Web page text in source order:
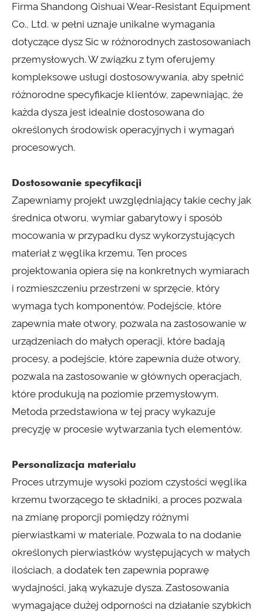
Firma Shandong Qishuai Wear-Resistant Equipment
Co., Ltd. w pełni uznaje unikalne wymagania
dotyczące dysz Sic w różnorodnych zastosowaniach
przemysłowych. W związku z tym oferujemy
kompleksowe usługi dostosowywania, aby spełnić
różnorodne specyfikacje klientów, zapewniając, że
każda dysza jest idealnie dostosowana do
określonych środowisk operacyjnych i wymagań
procesowych.
Dostosowanie specyfikacji
Zapewniamy projekt uwzględniający takie cechy jak
średnica otworu, wymiar gabarytowy i sposób
mocowania w przypadku dysz wykorzystujących
materiał z węglika krzemu. Ten proces
projektowania opiera się na konkretnych wymiarach
i rozmieszczeniu przestrzeni w sprzęcie, który
wymaga tych komponentów. Podejście, które
zapewnia małe otwory, pozwala na zastosowanie w
urządzeniach do małych operacji, które badają
procesy, a podejście, które zapewnia duże otwory,
pozwala na zastosowanie w głównych operacjach,
które produkują na poziomie przemysłowym.
Metoda przedstawiona w tej pracy wykazuje
precyzję w procesie wytwarzania tych elementów.
Personalizacja materiału
Proces utrzymuje wysoki poziom czystości węglika
krzemu tworzącego te składniki, a proces pozwala
na zmianę proporcji pomiędzy różnymi
pierwiastkami w materiale. Pozwala to na dodanie
określonych pierwiastków występujących w małych
ilościach, a dodatek ten zapewnia poprawę
wydajności, jaką wykazuje dysza. Zastosowania
wymagające dużej odporności na działanie szybkich